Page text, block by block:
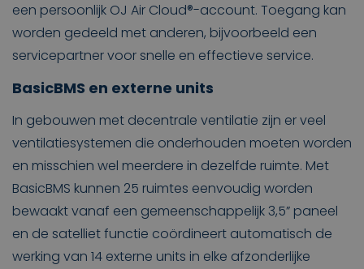
een persoonlijk OJ Air Cloud®-account. Toegang kan
worden gedeeld met anderen, bijvoorbeeld een
servicepartner voor snelle en effectieve service.
BasicBMS en externe units
In gebouwen met decentrale ventilatie zijn er veel
ventilatiesystemen die onderhouden moeten worden
en misschien wel meerdere in dezelfde ruimte. Met
BasicBMS kunnen 25 ruimtes eenvoudig worden
bewaakt vanaf een gemeenschappelijk 3,5” paneel
en de satelliet functie coördineert automatisch de
werking van 14 externe units in elke afzonderlijke